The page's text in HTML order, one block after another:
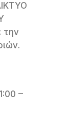
την
–